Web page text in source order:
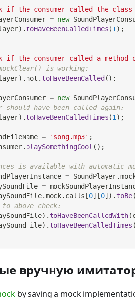
if the consumer called the
= new
) . toHaveBeenCalledTimes (1 ) ;
if the consumer called a
is working:
) . not . toHaveBeenCalled( ) ;
= new
should have been called again:
) . toHaveBeenCalledTimes (1 ) ;
= 'song.mp3' ;
. playSomethingCool ( ) ;
is available with automatic
= SoundPlayer.
=
.mock. calls [0] [0] ) . toBe(
above check:
) . toHaveBeenCalledWith(
) . toHaveBeenCalledTimes (
вручную
by saving a mock